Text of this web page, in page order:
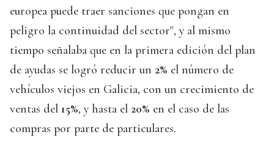
europea puede traer sanciones que pongan en
peligro la continuidad del sector", y al mismo
tiempo señalaba que en la primera edición del plan
de ayudas se logró reducir un 2% el número de
vehículos viejos en Galicia, con un crecimiento de
ventas del 15%, y hasta el 20% en el caso de las
compras por parte de particulares.